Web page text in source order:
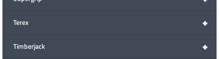
+
Terex
+
Timberjack